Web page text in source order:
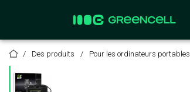
Des produits Pour les ordinateurs portables